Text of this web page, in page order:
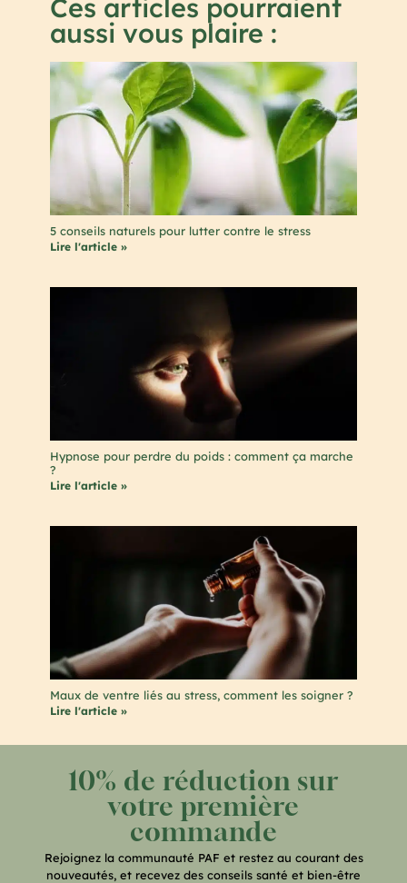
Ces articles pourraient
aussi vous plaire :
5 conseils naturels pour lutter contre le stress
Lire l'article »
Hypnose pour perdre du poids : comment ça marche
?
Lire l'article »
Maux de ventre liés au stress, comment les soigner ?
Lire l'article »
10% de réduction sur
votre première
commande
Rejoignez la communauté PAF et restez au courant des
nouveautés, et recevez des conseils santé et bien-être